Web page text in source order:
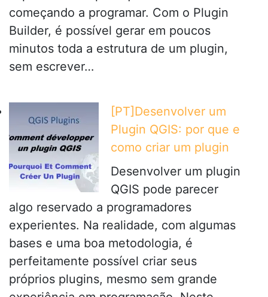
começando a programar. Com o Plugin
Builder, é possível gerar em poucos
minutos toda a estrutura de um plugin,
sem escrever…
[PT]Desenvolver um
Plugin QGIS: por que e
como criar um plugin
Desenvolver um plugin
QGIS pode parecer
algo reservado a programadores
experientes. Na realidade, com algumas
bases e uma boa metodologia, é
perfeitamente possível criar seus
próprios plugins, mesmo sem grande